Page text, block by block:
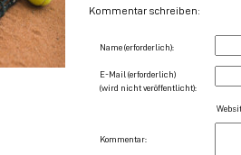
Kommentar schreiben:
Name (erforderlich):
E-Mail (erforderlich)
(wird nicht veröffentlicht):
Kommentar: